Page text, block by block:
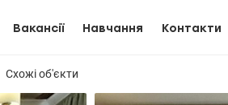
Вакансії Навчання Контакти
Схожі об'єкти